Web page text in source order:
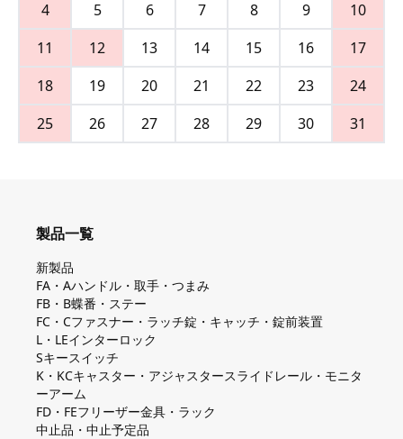
4
5 6 7 8 9
10
11
12 13 14 15 16
17
18
19 20 21 22 23
24
25
26 27 28 29 30 31
製品一覧
新製品
FA・Aハンドル・取手・つまみ
FB・B蝶番・ステー
FC・Cファスナー・ラッチ錠・キャッチ・錠前装置
L・LEインターロック
Sキースイッチ
K・KCキャスター・アジャスタースライドレール・モニタ
ーアーム
FD・FEフリーザー金具・ラック
中止品・中止予定品